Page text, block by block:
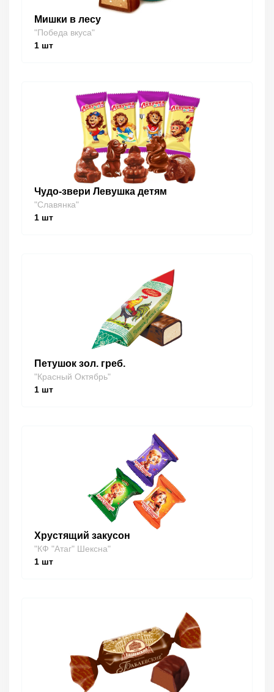
Мишки в лесу
"Победа вкуса"
1 шт
Чудо-звери Левушка детям
"Славянка"
1 шт
Петушок зол. греб.
"Красный Октябрь"
1 шт
Хрустящий закусон
"КФ "Атаг" Шексна"
1 шт